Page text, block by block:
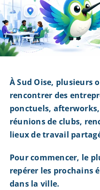
À Sud Oise, plusieurs
rencontrer des
ponctuels,
réunions de clubs,
lieux de travail
Pour commencer, le
repérer les prochains
dans la ville.